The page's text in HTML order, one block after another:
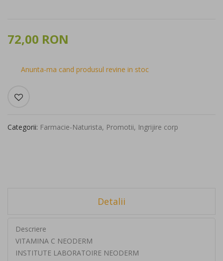
72,00 RON
Anunta-ma cand produsul revine in stoc
Categorii: Farmacie-Naturista, Promotii, Ingrijire corp
Detalii
Descriere
VITAMINA C NEODERM
INSTITUTE LABORATOIRE NEODERM